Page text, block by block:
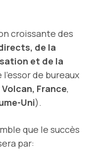
croissante des
de la
et de la
de bureaux
France,
Uni).
que le succès
par: